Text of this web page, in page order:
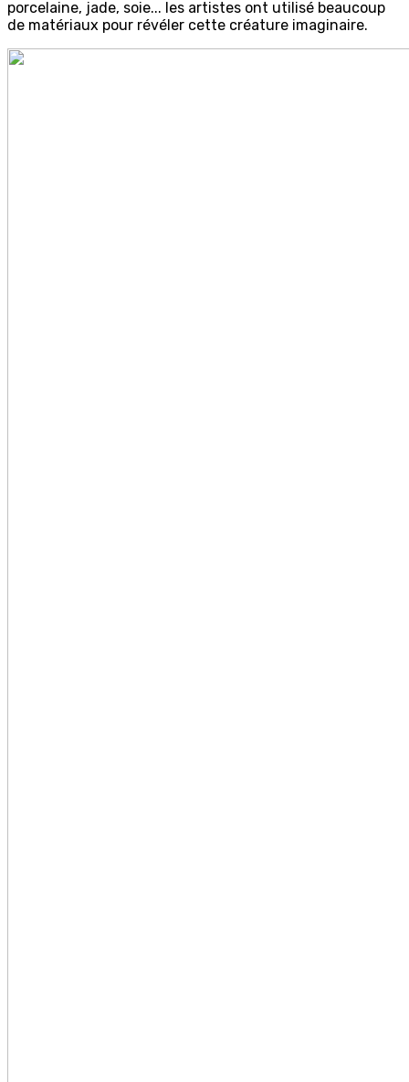
porcelaine, jade, soie... les artistes ont utilisé beaucoup
de matériaux pour révéler cette créature imaginaire.